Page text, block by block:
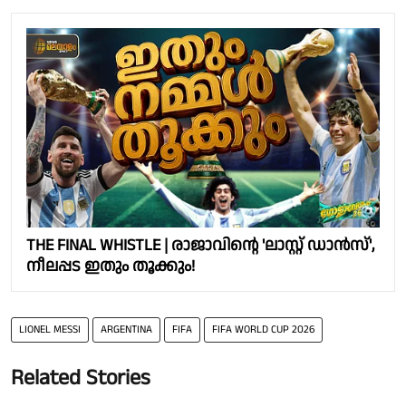
THE FINAL WHISTLE | രാജാവിൻ്റെ 'ലാസ്റ്റ് ഡാൻസ്',
നീലപ്പട ഇതും തൂക്കും!
LIONEL MESSI ARGENTINA FIFA FIFA WORLD CUP 2026
Related Stories